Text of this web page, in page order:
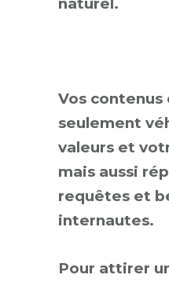
Vos
seulement
valeurs et
mais aussi
requêtes et
internautes.
Pour attirer